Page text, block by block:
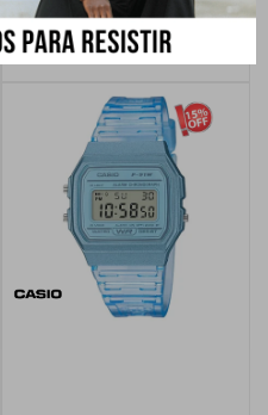
Hombre MDV-107D - 1A3VDF
USD 191,25 USD